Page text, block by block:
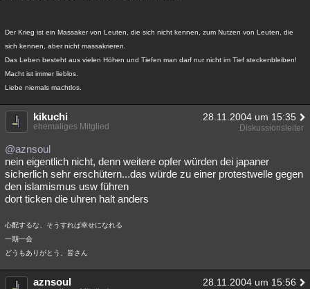
Der Krieg ist ein Massaker von Leuten, die sich nicht kennen, zum Nutzen von Leuten, die
sich kennen, aber nicht massakrieren.
Das Leben besteht aus vielen Höhen und Tiefen man darf nur nicht im Tief steckenbleiben!
Macht ist immer lieblos.
Liebe niemals machtlos.
kikuchi 28.11.2004 um 15:35
ehemaliges Mitglied Diskussionsleiter
@aznsoul
nein eigentlich nicht, denn weitere opfer würden dei japaner
sicherlich sehr erschütern...das würde zu einer protestwelle gegen
den islamismus usw führen
dort ticken die uhren halt anders
心配するな、そうすれば幸せになれる
一期一会
どうもありがとう、皆さん
aznsoul 28.11.2004 um 15:56